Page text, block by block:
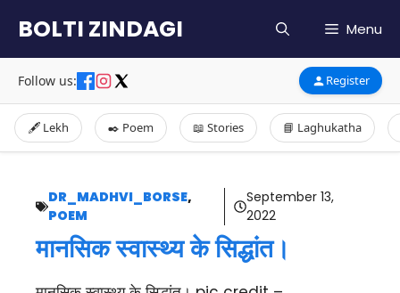
content
BOLTI ZINDAGI Menu
Follow us: Register
🖋️ Lekh ✒️ Poem 📖 Stories 📘 Laghukatha
DR_MADHVI_BORSE,
POEM
September 13,
2022
मानसिक स्वास्थ्य के सिद्धांत।